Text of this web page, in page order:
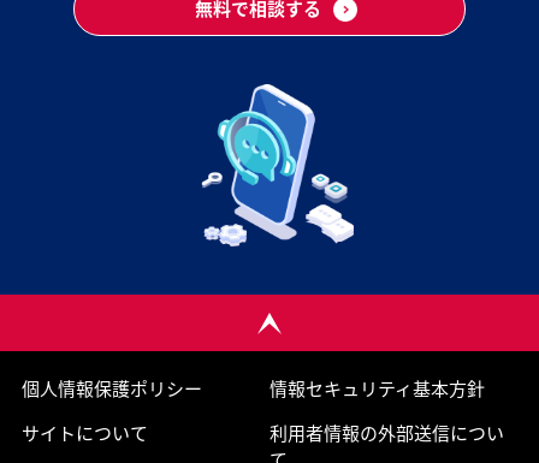
無料で相談する
個人情報保護ポリシー
情報セキュリティ基本方針
サイトについて
利用者情報の外部送信につい